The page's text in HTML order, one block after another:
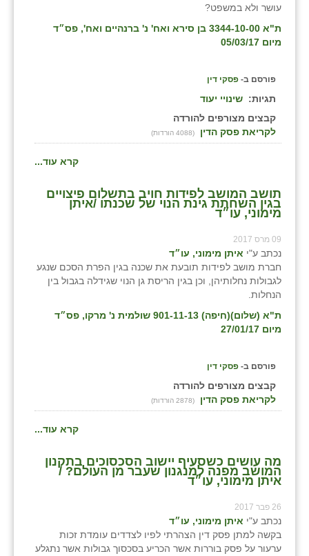
עושר ולא במשפט?
ת"א 3344-10-00 בן סירא ואח' נ' ברנהיים ואח', פס״ד
מיום 05/03/17
פורסם ב- פסקי דין
תגיות: שינויי יעוד
קבצים מצורפים להורדה
לקריאת פסק הדין
(4088 הורדות)
קרא עוד...
תושב המושב לפידות חויב בתשלום פיצויים
בגין השחתת גינת הנוי של שכנתו /איתן
מימוני, עו״ד
09 מרס 2017
נכתב ע"י איתן מימוני, עו״ד
חברת מושב לפידות תובעת את שכנה בגין הפרת הסכם שנגע
לגבולות נחלותיהן, וכן בגין הריסת גן הנוי שגידלה בגבול בין
הנחלות.
ת"א (שלום)(חיפה) 901-11-13 שולמית נ' מרקו, פס״ד
מיום 27/01/17
פורסם ב- פסקי דין
קבצים מצורפים להורדה
לקריאת פסק הדין
(2878 הורדות)
קרא עוד...
מה עושים כשסעיף יישוב הסכסוכים בתקנון
המושב מפנה למנגנון שעבר מן העולם? /
איתן מימוני, עו״ד
26 פבר 2017
נכתב ע"י איתן מימוני, עו״ד
בקשה למתן פסק דין הצהרתי לפיו לצדדים עומדת זכות
ערעור על פסק בוררות אשר הכריע בסכסוך גבולות אשר נתגלע
נאות הכיכר
נווה אטי״ב
נהריה (אג״ש)
ניר צבי
עמרים
קורנית
קלחים
רועי
שבי ציון
שדה צבי
שדמה
שכניה
תלמי יוסף